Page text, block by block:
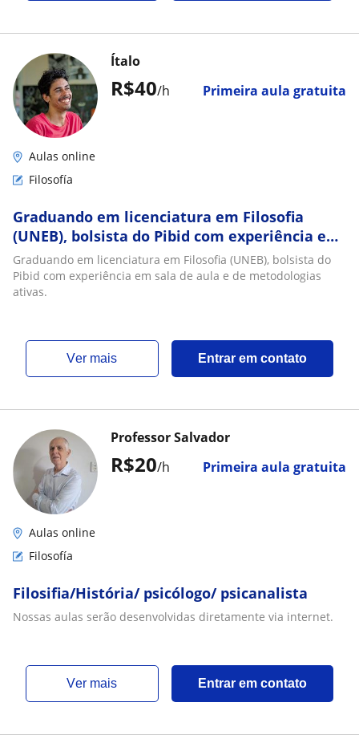
R$40/h Primeira aula gratuita
Ítalo
Aulas online
Filosofía
Graduando em licenciatura em Filosofia
(UNEB), bolsista do Pibid com experiência em
sala de aula e de metodologias ativas
Graduando em licenciatura em Filosofia (UNEB), bolsista do
Pibid com experiência em sala de aula e de metodologias
ativas.
ver mais Entrar em contato
R$20/h Primeira aula gratuita
Professor Salvador
Aulas online
Filosofía
Filosifia/História/ psicólogo/ psicanalista
Nossas aulas serão desenvolvidas diretamente via internet.
ver mais Entrar em contato